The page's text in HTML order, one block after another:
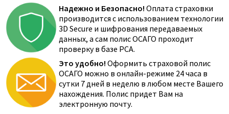
Надежно и Безопасно! Оплата страховки
производится с использованием технологии
3D Secure и шифрования передаваемых
данных, а сам полис ОСАГО проходит
проверку в базе РСА.
Это удобно! Оформить страховой полис
ОСАГО можно в онлайн-режиме 24 часа в
сутки 7 дней в неделю в любом месте Вашего
нахождения. Полис придет Вам на
электронную почту.